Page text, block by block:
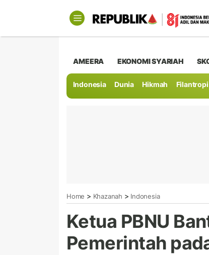
AMEERA EKONOMI SYARIAH
Indonesia Dunia Hikmah Filantropi
Home > Khazanah > Indonesia
Ketua PBNU
Pemerintah